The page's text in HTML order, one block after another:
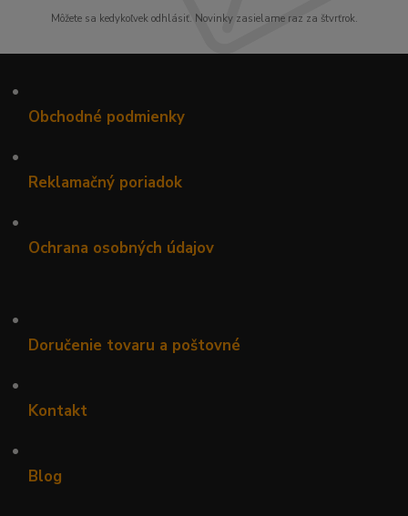
Môžete sa kedykoľvek odhlásiť. Novinky zasielame raz za štvrťrok.
•
Obchodné podmienky
•
Reklamačný poriadok
•
Ochrana osobných údajov
•
Doručenie tovaru a poštovné
•
Kontakt
•
Blog